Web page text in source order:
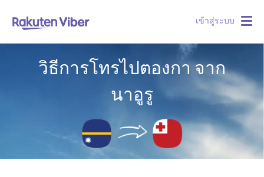
เข้าสู่ระบบ
วิธีการโทรไปตองกา จาก
นาอูรู